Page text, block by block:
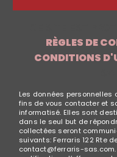
RÈGLES DE
CONDITIONS
Les données personnelles communiquées sont nécessaires aux
fins de vous contacter et
informatisé. Elles sont
dans le seul but de
collectées seront
suivants: Ferraris 122 Rte
contact@ferraris-